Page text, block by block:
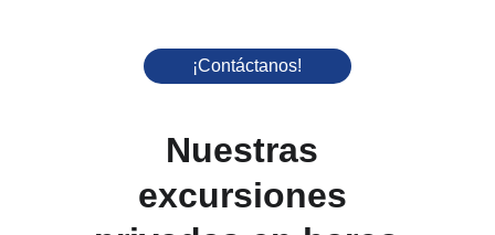
¡Contáctanos!
Nuestras
excursiones